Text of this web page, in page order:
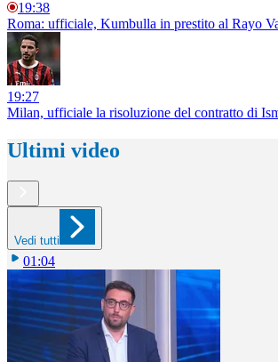
19:38
Roma: ufficiale, Kumbulla in prestito al Rayo
19:27
Milan, ufficiale la risoluzione del contratto di
Ultimi video
Vedi tutti
01:04